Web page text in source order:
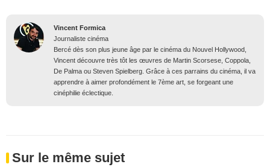
Vincent Formica
Journaliste cinéma
Bercé dès son plus jeune âge par le cinéma du Nouvel Hollywood,
Vincent découvre très tôt les œuvres de Martin Scorsese, Coppola,
De Palma ou Steven Spielberg. Grâce à ces parrains du cinéma, il va
apprendre à aimer profondément le 7ème art, se forgeant une
cinéphilie éclectique.
Sur le même sujet